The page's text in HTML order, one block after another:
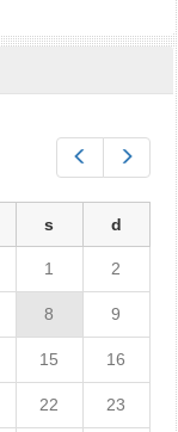
Préc.
s d
1 2
8 9
15 16
22 23